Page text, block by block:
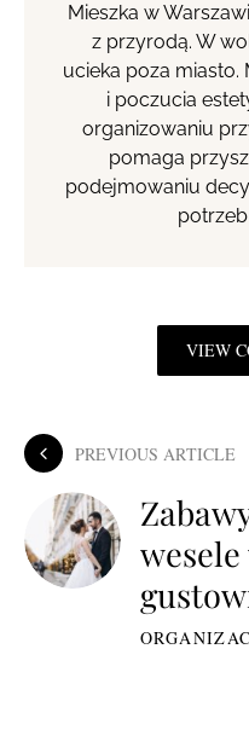
Mieszka w
z przyrodą. W
ucieka poza miasto.
i poczucia
organizowaniu
pomaga
podejmowaniu
VIEW
PREVIOUS ARTICLE